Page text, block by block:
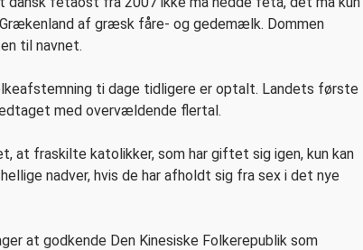
af græsk fåre- og gedemælk. Dommen
til navnet.
ti dage tidligere er optalt. Landets første
med overvældende flertal.
at fraskilte katolikker, som har giftet sig igen, kun kan
nadver, hvis de har afholdt sig fra sex i det nye
at godkende Den Kinesiske Folkerepublik som